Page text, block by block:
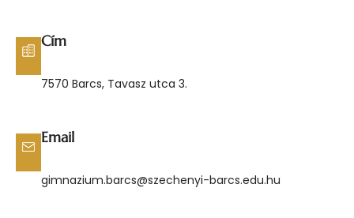
tartalomhoz
Cím
7570 Barcs, Tavasz utca 3.
Email
gimnazium.barcs@szechenyi-barcs.edu.hu